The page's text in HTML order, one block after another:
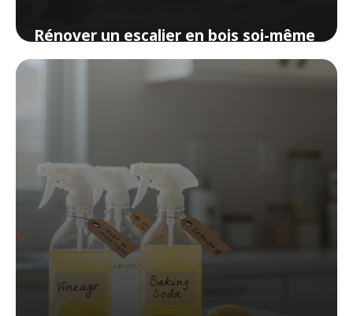
Rénover un escalier en bois soi-même
: techniques et étapes pour un
résultat professionnel